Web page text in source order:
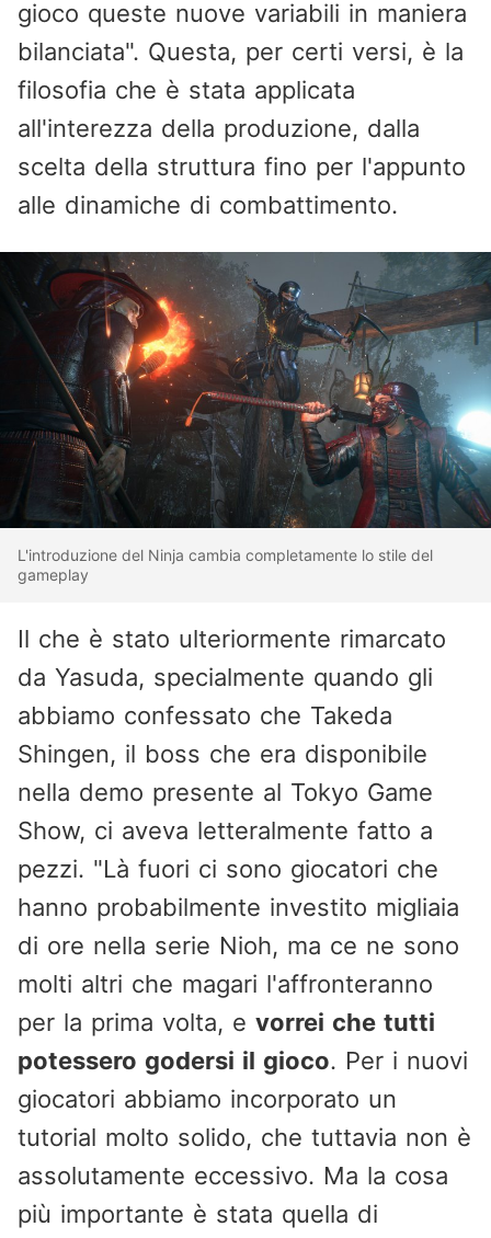
gioco queste nuove variabili in maniera
bilanciata". Questa, per certi versi, è la
filosofia che è stata applicata
all'interezza della produzione, dalla
scelta della struttura fino per l'appunto
alle dinamiche di combattimento.
L'introduzione del Ninja cambia completamente lo stile del
gameplay
Il che è stato ulteriormente rimarcato
da Yasuda, specialmente quando gli
abbiamo confessato che Takeda
Shingen, il boss che era disponibile
nella demo presente al Tokyo Game
Show, ci aveva letteralmente fatto a
pezzi. "Là fuori ci sono giocatori che
hanno probabilmente investito migliaia
di ore nella serie Nioh, ma ce ne sono
molti altri che magari l'affronteranno
per la prima volta, e vorrei che tutti
potessero godersi il gioco. Per i nuovi
giocatori abbiamo incorporato un
tutorial molto solido, che tuttavia non è
assolutamente eccessivo. Ma la cosa
più importante è stata quella di